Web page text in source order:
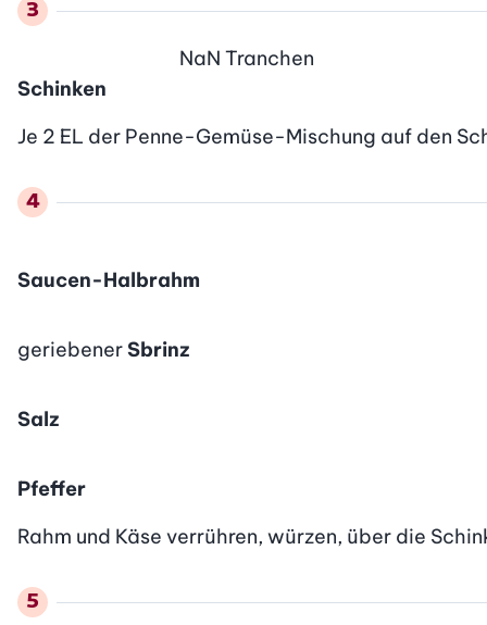
Schinken
NaN Tranchen
Je 2 EL der Penne-Gemüse-Mischung auf den
Saucen-Halbrahm
geriebenerSbrinz
Salz
Pfeffer
Rahm und Käse verrühren, würzen, über die